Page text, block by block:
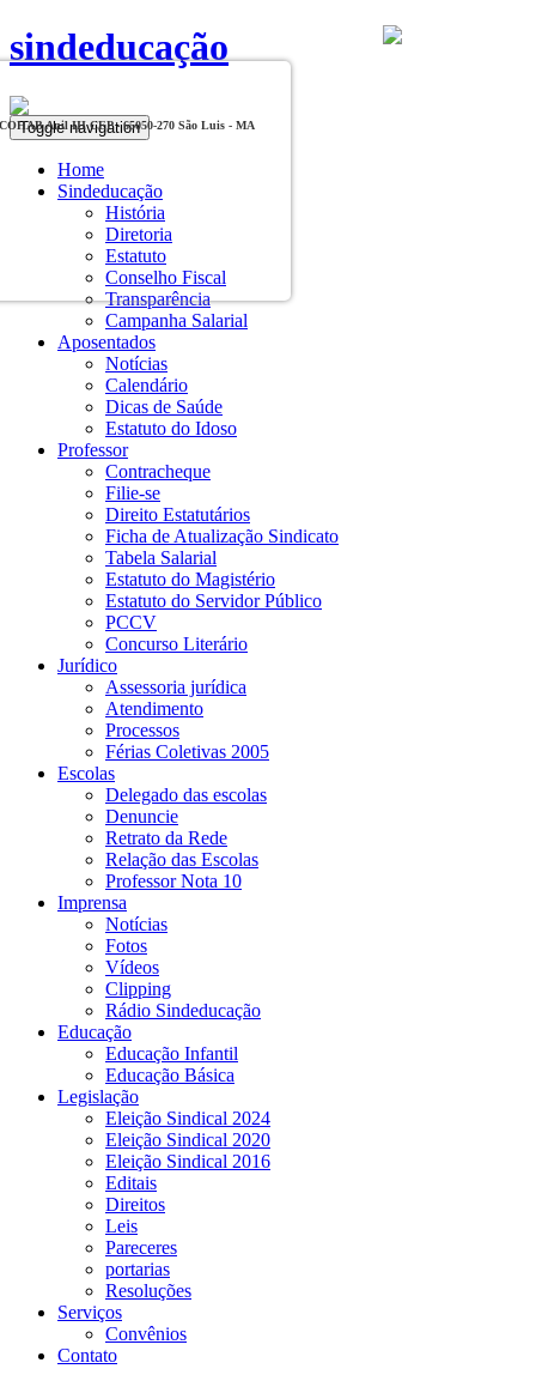
sindeducação
Toggle navigation
Home
Sindeducação
História
Diretoria
Estatuto
Conselho Fiscal
Transparência
Campanha Salarial
Aposentados
Notícias
Calendário
Dicas de Saúde
Estatuto do Idoso
Professor
Contracheque
Filie-se
Direito Estatutários
Ficha de Atualização Sindicato
Tabela Salarial
Estatuto do Magistério
Estatuto do Servidor Público
PCCV
Concurso Literário
Jurídico
Assessoria jurídica
Atendimento
Processos
Férias Coletivas 2005
Escolas
Delegado das escolas
Denuncie
Retrato da Rede
Relação das Escolas
Professor Nota 10
Imprensa
Notícias
Fotos
Vídeos
Clipping
Rádio Sindeducação
Educação
Educação Infantil
Educação Básica
Legislação
Eleição Sindical 2024
Eleição Sindical 2020
Eleição Sindical 2016
Editais
Direitos
Leis
Pareceres
portarias
Resoluções
Serviços
Convênios
Contato
COHAB Anil III CEP - 65050-270 São Luis - MA